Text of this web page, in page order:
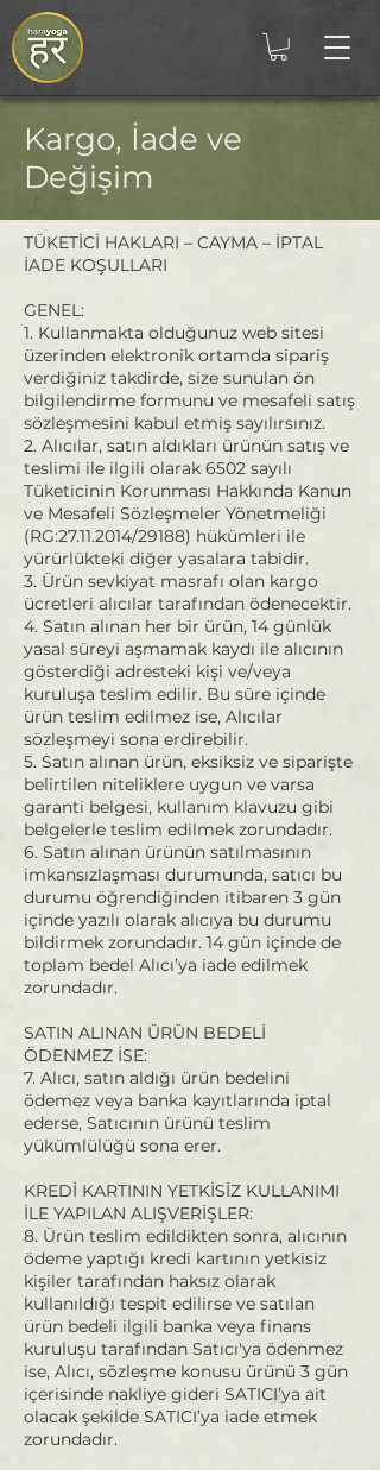
Kargo, İade ve
Değişim
TÜKETİCİ HAKLARI – CAYMA – İPTAL
İADE KOŞULLARI
GENEL:
1. Kullanmakta olduğunuz web sitesi
üzerinden elektronik ortamda sipariş
verdiğiniz takdirde, size sunulan ön
bilgilendirme formunu ve mesafeli satış
sözleşmesini kabul etmiş sayılırsınız.
2. Alıcılar, satın aldıkları ürünün satış ve
teslimi ile ilgili olarak 6502 sayılı
Tüketicinin Korunması Hakkında Kanun
ve Mesafeli Sözleşmeler Yönetmeliği
(RG:27.11.2014/29188) hükümleri ile
yürürlükteki diğer yasalara tabidir.
3. Ürün sevkiyat masrafı olan kargo
ücretleri alıcılar tarafından ödenecektir.
4. Satın alınan her bir ürün, 14 günlük
yasal süreyi aşmamak kaydı ile alıcının
gösterdiği adresteki kişi ve/veya
kuruluşa teslim edilir. Bu süre içinde
ürün teslim edilmez ise, Alıcılar
sözleşmeyi sona erdirebilir.
5. Satın alınan ürün, eksiksiz ve siparişte
belirtilen niteliklere uygun ve varsa
garanti belgesi, kullanım klavuzu gibi
belgelerle teslim edilmek zorundadır.
6. Satın alınan ürünün satılmasının
imkansızlaşması durumunda, satıcı bu
durumu öğrendiğinden itibaren 3 gün
içinde yazılı olarak alıcıya bu durumu
bildirmek zorundadır. 14 gün içinde de
toplam bedel Alıcı’ya iade edilmek
zorundadır.
SATIN ALINAN ÜRÜN BEDELİ
ÖDENMEZ İSE:
7. Alıcı, satın aldığı ürün bedelini
ödemez veya banka kayıtlarında iptal
ederse, Satıcının ürünü teslim
yükümlülüğü sona erer.
KREDİ KARTININ YETKİSİZ KULLANIMI
İLE YAPILAN ALIŞVERİŞLER:
8. Ürün teslim edildikten sonra, alıcının
ödeme yaptığı kredi kartının yetkisiz
kişiler tarafından haksız olarak
kullanıldığı tespit edilirse ve satılan
ürün bedeli ilgili banka veya finans
kuruluşu tarafından Satıcı'ya ödenmez
ise, Alıcı, sözleşme konusu ürünü 3 gün
içerisinde nakliye gideri SATICI’ya ait
olacak şekilde SATICI’ya iade etmek
zorundadır.